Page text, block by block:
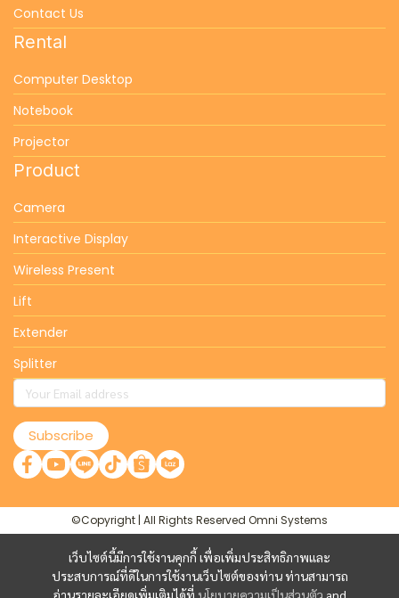
เว็บไซต์นี้มีการใช้งานคุกกี้ เพื่อเพิ่มประสิทธิภาพและ
ประสบการณ์ที่ดีในการใช้งานเว็บไซต์ของท่าน ท่านสามารถ
อ่านรายละเอียดเพิ่มเติมได้ที่ นโยบายความเป็นส่วนตัว and
Contact Us
Rental
Computer Desktop
Notebook
Projector
Product
Camera
Interactive Display
Wireless Present
Lift
Extender
Splitter
Subscribe
©Copyright | All Rights Reserved Omni Systems